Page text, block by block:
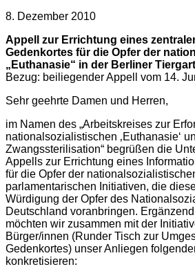
8. Dezember 2010
Appell zur Errichtung eines
Gedenkortes für die Opfer der
„Euthanasie“ in der Berliner
Bezug: beiliegender Appell vom 14.
Sehr geehrte Damen und Herren,
im Namen des „Arbeitskreises zur
nationalsozialistischen ‚Euthanasie‘
Zwangssterilisation“ begrüßen die
Appells zur Errichtung eines
für die Opfer der
parlamentarischen Initiativen, die
Würdigung der Opfer des
Deutschland voranbringen. Ergänzend
möchten wir zusammen mit der
Bürger/innen (Runder Tisch zur
Gedenkortes) unser Anliegen
konkretisieren: